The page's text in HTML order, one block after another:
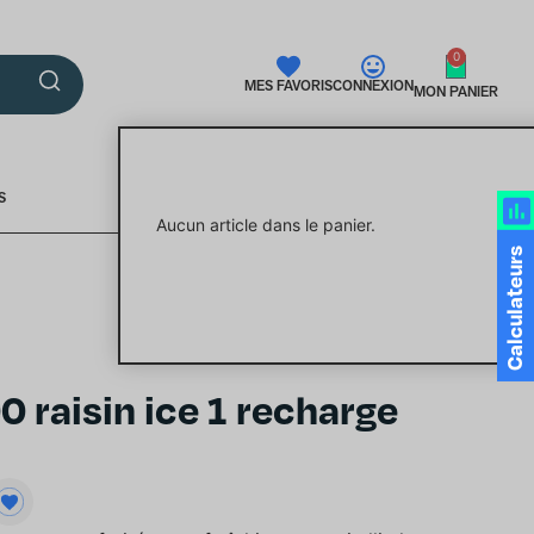
MES FAVORISCONNEXION
Aucun article dans le panier.
0
MON PANIER
Calculateurs
raisin ice 1 recharge